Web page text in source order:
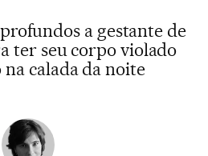
a gestante de
ter seu corpo violado
na calada da noite